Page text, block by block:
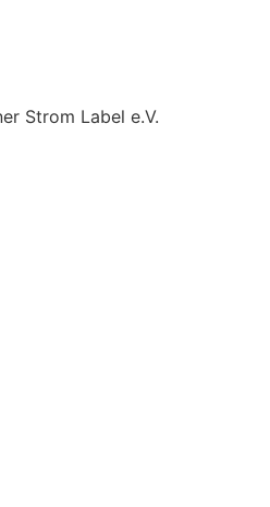
Strom Label e.V.